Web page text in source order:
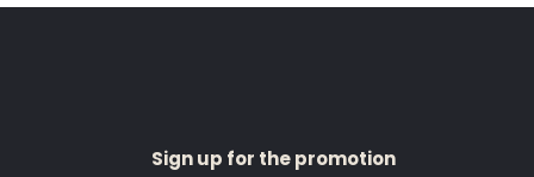
Sign up for the promotion